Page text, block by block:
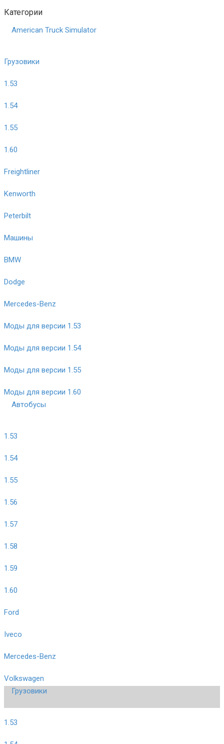
Категории
American Truck Simulator
Грузовики
1.53
1.54
1.55
1.60
Freightliner
Kenworth
Peterbilt
Машины
BMW
Dodge
Mercedes-Benz
Моды для версии 1.53
Моды для версии 1.54
Моды для версии 1.55
Моды для версии 1.60
Автобусы
1.53
1.54
1.55
1.56
1.57
1.58
1.59
1.60
Ford
Iveco
Mercedes-Benz
Volkswagen
Грузовики
1.53